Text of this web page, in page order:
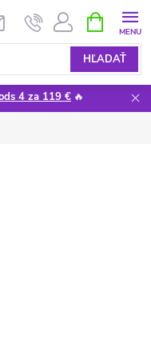
HĽADAŤ
KOŠÍK
4 za 119 € 🔥